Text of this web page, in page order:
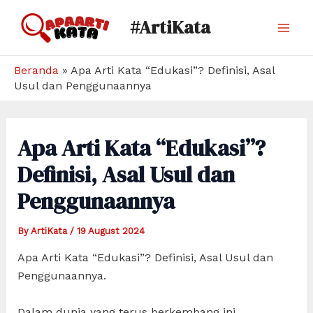
#ArtiKata
Beranda » Apa Arti Kata “Edukasi”? Definisi, Asal
Usul dan Penggunaannya
Apa Arti Kata “Edukasi”?
Definisi, Asal Usul dan
Penggunaannya
By ArtiKata / 19 August 2024
Apa Arti Kata “Edukasi”? Definisi, Asal Usul dan
Penggunaannya.